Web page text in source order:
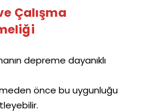
Çalışma
depreme dayanıklı
önce bu uygunluğu